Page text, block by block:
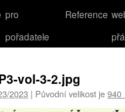
pro
pořadatele
Reference
vol-3-2.jpg
2023 | Původní velikost je940